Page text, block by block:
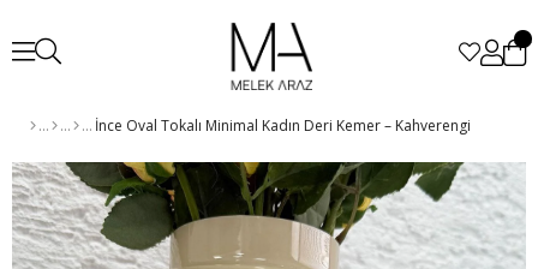
İnce Oval Tokalı Minimal Kadın Deri Kemer – Kahverengi